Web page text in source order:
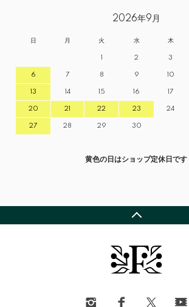
2026年9月
日 月 火 水 木
1 2 3
6 7 8 9 10
13 14 15 16 17
20 21 22 23 24
27 28 29 30
黄色の日はショップ定休日です